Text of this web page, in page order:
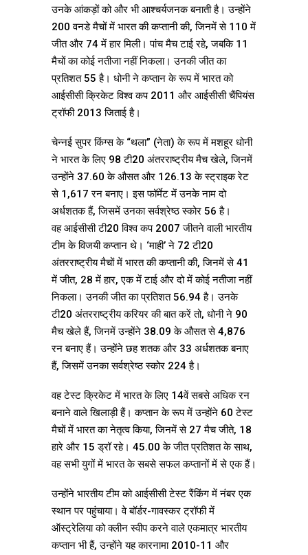
उनके आंकड़ों को और भी आश्चर्यजनक बनाती है। उन्होंने
200 वनडे मैचों में भारत की कप्तानी की, जिनमें से 110 में
जीत और 74 में हार मिली। पांच मैच टाई रहे, जबकि 11
मैचों का कोई नतीजा नहीं निकला। उनकी जीत का
प्रतिशत 55 है। धोनी ने कप्तान के रूप में भारत को
आईसीसी क्रिकेट विश्व कप 2011 और आईसीसी चैंपियंस
ट्रॉफी 2013 जिताई है।
चेन्नई सुपर किंग्स के “थला” (नेता) के रूप में मशहूर धोनी
ने भारत के लिए 98 टी20 अंतरराष्ट्रीय मैच खेले, जिनमें
उन्होंने 37.60 के औसत और 126.13 के स्ट्राइक रेट
से 1,617 रन बनाए। इस फॉर्मेट में उनके नाम दो
अर्धशतक हैं, जिसमें उनका सर्वश्रेष्ठ स्कोर 56 है।
वह आईसीसी टी20 विश्व कप 2007 जीतने वाली भारतीय
टीम के विजयी कप्तान थे। ‘माही’ ने 72 टी20
अंतरराष्ट्रीय मैचों में भारत की कप्तानी की, जिनमें से 41
में जीत, 28 में हार, एक में टाई और दो में कोई नतीजा नहीं
निकला। उनकी जीत का प्रतिशत 56.94 है। उनके
टी20 अंतरराष्ट्रीय करियर की बात करें तो, धोनी ने 90
मैच खेले हैं, जिनमें उन्होंने 38.09 के औसत से 4,876
रन बनाए हैं। उन्होंने छह शतक और 33 अर्धशतक बनाए
हैं, जिसमें उनका सर्वश्रेष्ठ स्कोर 224 है।
वह टेस्ट क्रिकेट में भारत के लिए 14वें सबसे अधिक रन
बनाने वाले खिलाड़ी हैं। कप्तान के रूप में उन्होंने 60 टेस्ट
मैचों में भारत का नेतृत्व किया, जिनमें से 27 मैच जीते, 18
हारे और 15 ड्रॉ रहे। 45.00 के जीत प्रतिशत के साथ,
वह सभी युगों में भारत के सबसे सफल कप्तानों में से एक हैं।
उन्होंने भारतीय टीम को आईसीसी टेस्ट रैंकिंग में नंबर एक
स्थान पर पहुंचाया। वे बॉर्डर-गावस्कर ट्रॉफी में
ऑस्ट्रेलिया को क्लीन स्वीप करने वाले एकमात्र भारतीय
कप्तान भी हैं, उन्होंने यह कारनामा 2010-11 और